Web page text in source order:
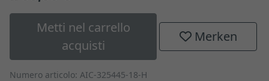
Metti nel carrello
acquisti
Merken
Numero articolo: AIC-325445-18-H